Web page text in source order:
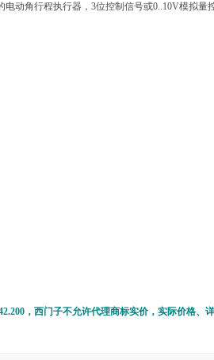
动角行程执行器，3位控制信号或0..10V模拟量
，西门子不允许代理商标实价，实际价格、